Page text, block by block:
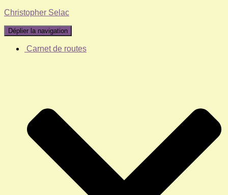
Christopher Selac
Déplier la navigation
Carnet de routes